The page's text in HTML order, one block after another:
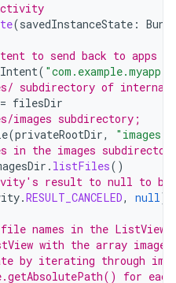
(savedInstanceState :
to send back to apps
Intent(
subdirectory of internal
= filesDir
subdirectory;
(privateRootDir, "images"
the images
. listFiles()
result to null to
.RESULT_CANCELED, null)
names in the ListView
with the array
by iterating through
for